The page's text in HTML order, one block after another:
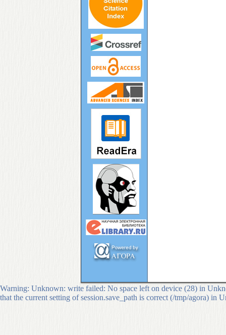
Warning: Unknown: write failed: No space left on device (28) in
that the current setting of session.save_path is correct (/tmp/agora) in